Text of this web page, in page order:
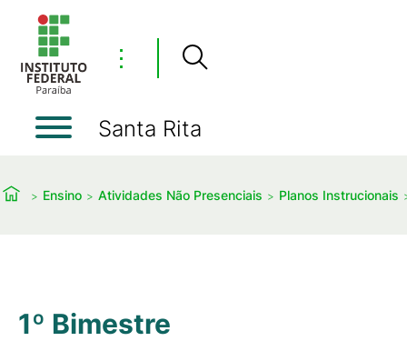
⋮
Santa Rita
Ensino Atividades Não Presenciais Planos Instrucionais
1º Bimestre